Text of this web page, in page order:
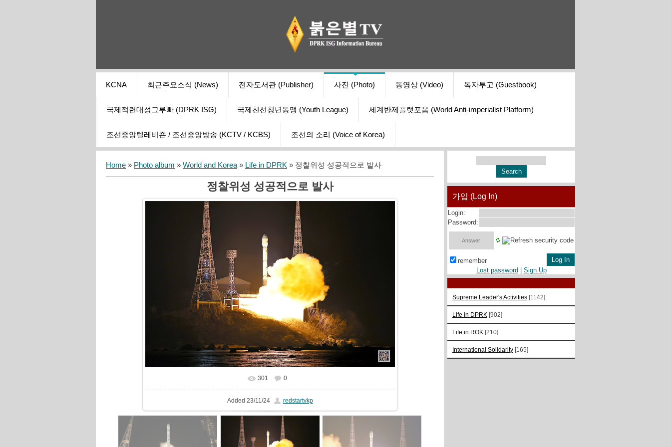
KCNA 최근주요소식 (News) 전자도서관 (Publisher) 사진 (Photo) 동영상 (Video) 독자투고 (Guestbook)
국제적련대성그루빠 (DPRK ISG) 국제친선청년동맹 (Youth League) 세계반제플랫포옴 (World Anti-imperialist Platform)
조선중앙텔레비죤 / 조선중앙방송 (KCTV / KCBS) 조선의 소리 (Voice of Korea)
Home » Photo album » World and Korea» Life in DPRK » 정찰위성 성공적으로 발사
정찰위성 성공적으로 발사
In real size 1620x1080
301 0
Added 23/11/24 redstartvkp
가입 (Log In)
Login:
Password:
remember
Lost password
Sign Up
Supreme Leader's Activities [1142]
Life in DPRK [902]
Life in ROK [210]
International Solidarity [165]